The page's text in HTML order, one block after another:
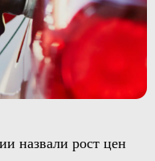
назвали рост цен